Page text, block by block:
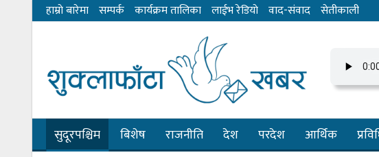
हाम्राे बारेमा सम्पर्क कार्यक्रम तालिका लाईभ रेडियाे वाद-संवाद सेतीकाली
सुदूरपश्चिम बिशेष राजनीति देश परदेश आर्थिक